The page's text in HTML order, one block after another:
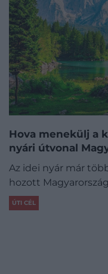
Hova menekülj a
nyári útvonal
Az idei nyár már
hozott
ÚTI CÉL